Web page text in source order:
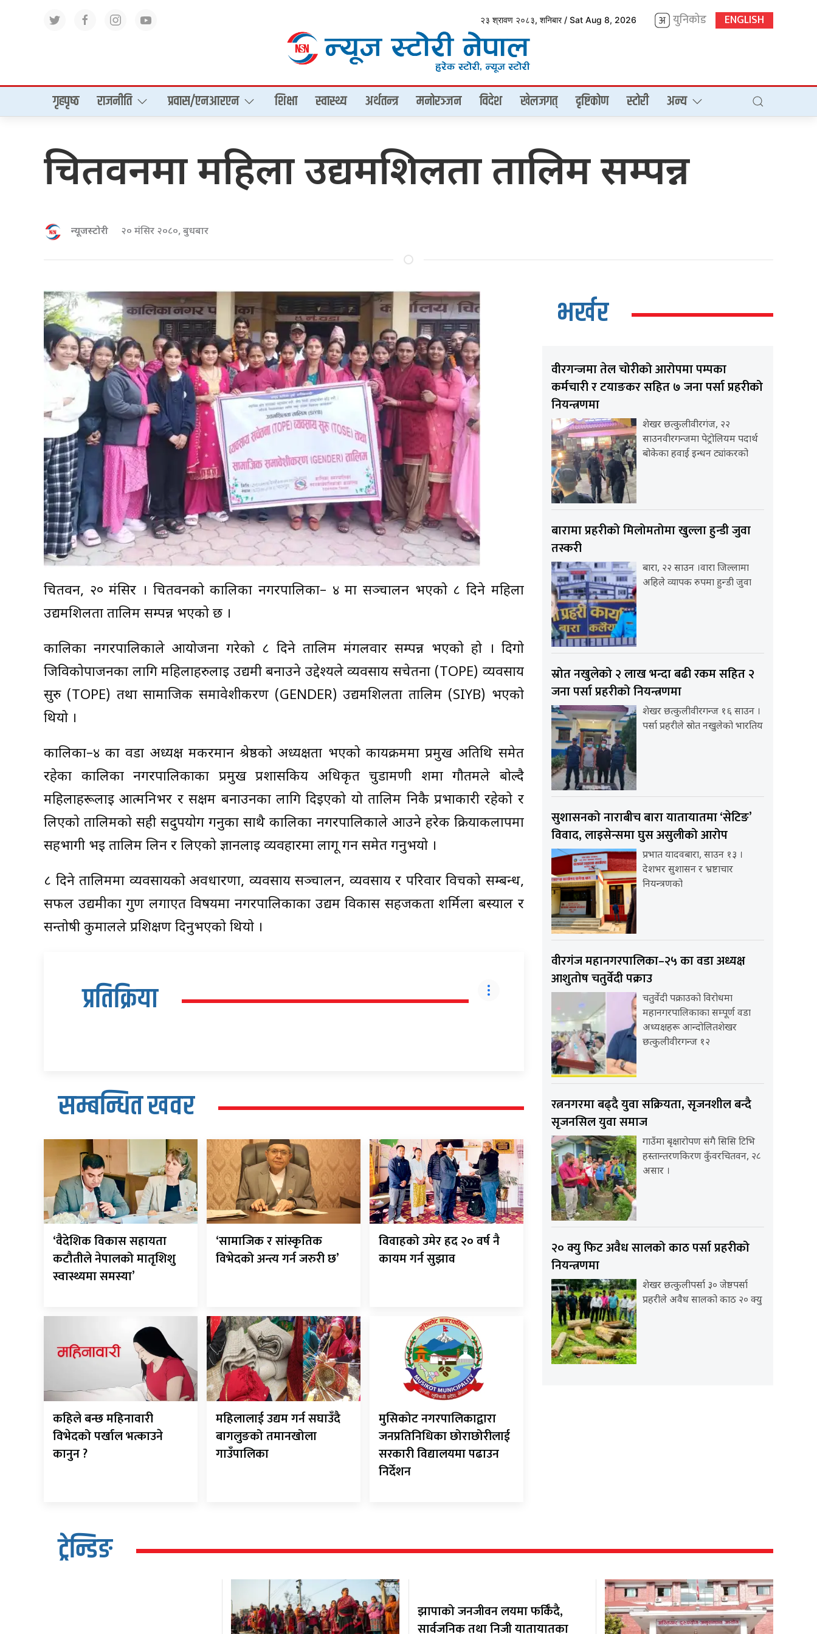
२३ श्रावण २०८३, शनिबार / Sat Aug 8, 2026 युनिकोड ENGLISH
गृहपृष्‍ठ राजनीति प्रवास/एनआरएन शिक्षा स्वास्थ्य अर्थतन्त्र मनोरञ्जन विदेश खेलजगत् दृष्टिकोण स्टोरी अन्य
चितवनमा महिला उद्यमशिलता तालिम सम्पन्न
न्यूजस्टोरी २० मंसिर २०८०, बुधबार
चितवन, २० मंसिर । चितवनको कालिका नगरपालिका– ४ मा सञ्चालन भएको ८ दिने महिला
उद्यमशिलता तालिम सम्पन्न भएको छ ।
कालिका नगरपालिकाले आयोजना गरेको ८ दिने तालिम मंगलवार सम्पन्न भएको हो । दिगो
जिविकोपार्जनका लागि महिलाहरुलाई उद्यमी बनाउने उद्देश्यले व्यवसाय सचेतना (TOPE) व्यवसाय
सुरु (TOPE) तथा सामाजिक समावेशीकरण (GENDER) उद्यमशिलता तालिम (SIYB) भएको
थियो ।
कालिका–४ का वडा अध्यक्ष मकरमान श्रेष्ठको अध्यक्षता भएको कार्यक्रममा प्रमुख अतिथि समेत
रहेका कालिका नगरपालिकाका प्रमुख प्रशासकिय अधिकृत चुडामणी शर्मा गौतमले बोल्दै
महिलाहरूलाई आत्मनिर्भर र सक्षम बनाउनका लागि दिइएको यो तालिम निकै प्रभाकारी रहेको र
लिएको तालिमको सही सदुपयोग गर्नुका साथै कालिका नगरपालिकाले आउने हरेक क्रियाकलापमा
सहभागी भई तालिम लिन र लिएको ज्ञानलाई व्यवहारमा लागू गर्न समेत गर्नुभयो ।
८ दिने तालिममा व्यवसायको अवधारणा, व्यवसाय सञ्चालन, व्यवसाय र परिवार विचको सम्बन्ध,
सफल उद्यमीका गुण लगाएत विषयमा नगरपालिकाका उद्यम विकास सहजकर्ता शर्मिला बस्याल र
सन्तोषी कुमालले प्रशिक्षण दिनुभएको थियो ।
प्रतिक्रिया
सम्बन्धित खवर
‘वैदेशिक विकास सहायता
कटौतीले नेपालको मातृशिशु
स्वास्थ्यमा समस्या’
‘सामाजिक र सांस्कृतिक
विभेदको अन्त्य गर्न जरुरी छ’
विवाहको उमेर हद २० वर्ष नै
कायम गर्न सुझाव
कहिले बन्छ महिनावारी
विभेदको पर्खाल भत्काउने
कानुन ?
महिलालाई उद्यम गर्न सघाउँदै
बागलुङको तमानखोला
गाउँपालिका
मुसिकोट नगरपालिकाद्वारा
जनप्रतिनिधिका छोराछोरीलाई
सरकारी विद्यालयमा पढाउन
निर्देशन
भर्खर
वीरगन्जमा तेल चोरीको आरोपमा पम्पका
कर्मचारी र टयाङकर सहित ७ जना पर्सा प्रहरीको
नियन्त्रणमा
शेखर छत्कुलीवीरगंज, २२
साउनवीरगन्जमा पेट्रोलियम पदार्थ
बोकेका हवाई इन्धन ट्यांकरको
बारामा प्रहरीको मिलोमतोमा खुल्ला हुन्डी जुवा
तस्करी
बारा, २२ साउन ।वारा जिल्लामा
अहिले व्यापक रुपमा हुन्डी जुवा
स्रोत नखुलेको २ लाख भन्दा बढी रकम सहित २
जना पर्सा प्रहरीको नियन्त्रणमा
शेखर छत्कुलीवीरगन्ज १६ साउन ।
पर्सा प्रहरीले स्रोत नखुलेको भारतिय
सुशासनको नाराबीच बारा यातायातमा ‘सेटिङ’
विवाद, लाइसेन्समा घुस असुलीको आरोप
प्रभात यादवबारा, साउन १३ ।
देशभर सुशासन र भ्रष्टाचार
नियन्त्रणको
वीरगंज महानगरपालिका–२५ का वडा अध्यक्ष
आशुतोष चतुर्वेदी पक्राउ
चतुर्वेदी पक्राउको विरोधमा
महानगरपालिकाका सम्पूर्ण वडा
अध्यक्षहरू आन्दोलितशेखर
छत्कुलीवीरगन्ज १२
रत्ननगरमा बढ्दै युवा सक्रियता, सृजनशील बन्दै
सृजनसिल युवा समाज
गाउँमा बृक्षारोपण संगै सिसि टिभि
हस्तान्तरणकिरण कुँवरचितवन, २८
असार ।
२० क्यु फिट अवैध सालको काठ पर्सा प्रहरीको
नियन्त्रणमा
शेखर छत्कुलीपर्सा ३० जेष्ठपर्सा
प्रहरीले अवैध सालको काठ २० क्यु
ट्रेन्डिङ
झापाको जनजीवन लयमा फर्किँदै,
सार्वजनिक तथा निजी यातायातका